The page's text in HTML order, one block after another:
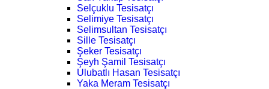
Selçuklu Tesisatçı
Selimiye Tesisatçı
Selimsultan Tesisatçı
Sille Tesisatçı
Şeker Tesisatçı
Şeyh Şamil Tesisatçı
Ulubatlı Hasan Tesisatçı
Yaka Meram Tesisatçı